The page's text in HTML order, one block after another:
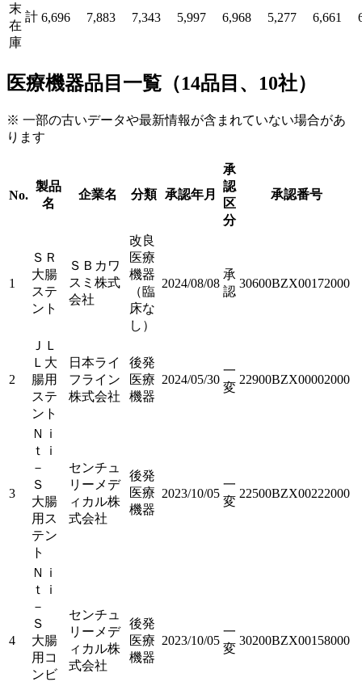
末
在
庫
計 6,696 7,883 7,343 5,997 6,968 5,277 6,661
医療機器品目一覧（14品目、10社）
※ 一部の古いデータや最新情報が含まれていない場合があ
ります
No.
製品
名
企業名 分類 承認年月
承
認
区
分
承認番号
1
ＳＲ
大腸
ステ
ント
ＳＢカワ
スミ株式
会社
改良
医療
機器
（臨
床な
し）
2024/08/08
承
認
30600BZX00172000
2
ＪＬ
Ｌ大
腸用
ステ
ント
日本ライ
フライン
株式会社
後発
医療
機器
2024/05/30
一
変
22900BZX00002000
3
Ｎｉ
ｔｉ
－
Ｓ
大腸
用ス
テン
ト
センチュ
リーメデ
ィカル株
式会社
後発
医療
機器
2023/10/05
一
変
22500BZX00222000
4
Ｎｉ
ｔｉ
－
Ｓ
大腸
用コ
ンビ
センチュ
リーメデ
ィカル株
式会社
後発
医療
機器
2023/10/05
一
変
30200BZX00158000